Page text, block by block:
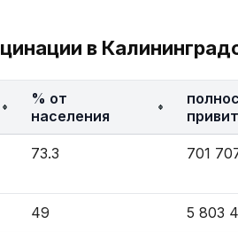
в
% от
населения
73.3 701
49 5 803